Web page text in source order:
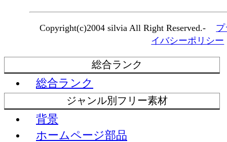
Copyright(c)2004 silvia All Right Reserved.-
イバシーポリシー
総合ランク
総合ランク
ジャンル別フリー素材
背景
ホームページ部品